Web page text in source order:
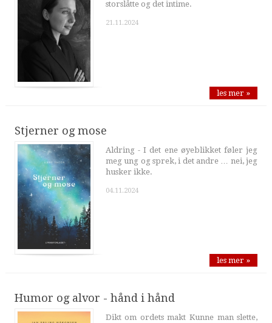
storslåtte og det intime.
21.11.2024
les mer »
Stjerner og mose
Aldring - I det ene øyeblikket føler jeg
meg ung og sprek, i det andre … nei, jeg
husker ikke.
04.11.2024
les mer »
Humor og alvor - hånd i hånd
Dikt om ordets makt Kunne man slette,